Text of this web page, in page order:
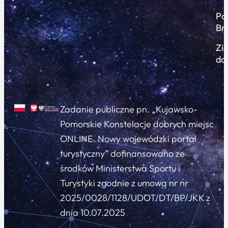
Zadanie publiczne pn. „Kujawsko-
Pomorskie Konstelacje dobrych miejsc
ONLINE. Nowy wojewódzki portal
turystyczny” dofinansowano ze
środków Ministerstwa Sportu i
Turystyki zgodnie z umową nr nr
2025/0028/1128/UDOT/DT/BP/JKK z
dnia 10.07.2025